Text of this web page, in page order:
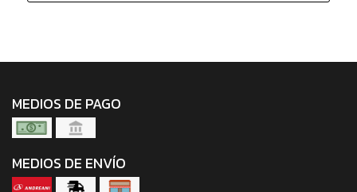
MEDIOS DE PAGO
MEDIOS DE ENVÍO